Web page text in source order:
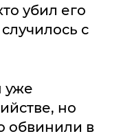
убил его
с
уже
но
обвинили в